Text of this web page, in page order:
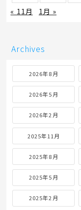
« 11月
1月 »
Archives
2026年8月
2026年5月
2026年2月
2025年11月
2025年8月
2025年5月
2025年2月